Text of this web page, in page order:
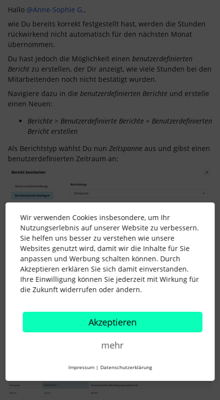
Hallo @Anne-Sophie G.,
wie Du bereits korrekt festgestellt hast, werden die Stunden
rückwirkend nicht automatisch für den nächsten Monat
übernommen.
Du hast jedoch die Möglichkeit einen benutzerdefinierten
Bericht zu erstellen, der Dir anzeigt, wie viele Stunden bei den
Mitarbeitenden noch nicht bestätigt wurden.
Navigiere dazu in die benutzerdefinierten Berichte und erstelle
einen Neuen:
Berichte > Benutzerdefinierte Berichte > Benutzerdefinierten
Bericht erstellen
Als Berichtstyp wählst Du nun Zeitspanne aus und gibst einen
benutzerdefinierten Zeitraum an:
Als Tabellenspalten fügst Du neben Basisdaten wie dem
Bei den Bedingungen kannst Du dann noch eine
Personengruppe festlegen, z.B. nur Werkstudierende.
Der Bericht zeigt Dir nun für den gewählten Zeitraum an, ob
Wir verwenden Cookies insbesondere, um Ihr
Nutzungserlebnis auf unserer Website zu verbessern.
Sie helfen uns besser zu verstehen wie unsere
Websites genutzt wird, damit wir die Inhalte für Sie
anpassen und Werbung schalten können. Durch
Akzeptieren erklären Sie sich damit einverstanden.
Ihre Einwilligung können Sie jederzeit mit Wirkung für
die Zukunft widerrufen oder ändern.
Akzeptieren
mehr
Impressum | Datenschutzerklärung